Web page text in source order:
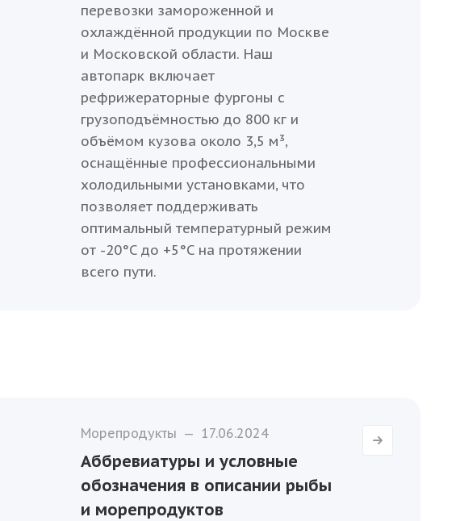
перевозки замороженной и
охлаждённой продукции по Москве
и Московской области. Наш
автопарк включает
рефрижераторные фургоны с
грузоподъёмностью до 800 кг и
объёмом кузова около 3,5 м³,
оснащённые профессиональными
холодильными установками, что
позволяет поддерживать
оптимальный температурный режим
от -20°C до +5°C на протяжении
всего пути.
Морепродукты — 17.06.2024
Аббревиатуры и условные
обозначения в описании рыбы
и морепродуктов